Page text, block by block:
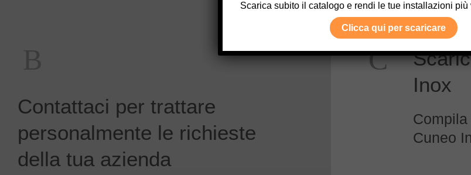
Contattaci per trattare
personalmente le richieste
della tua azienda
Inox
Cuneo
Scarica subito il catalogo e rendi le tue installazioni più
Clicca qui per scaricare